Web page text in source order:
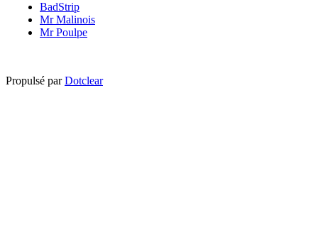
BadStrip
Mr Malinois
Mr Poulpe
Propulsé parDotclear